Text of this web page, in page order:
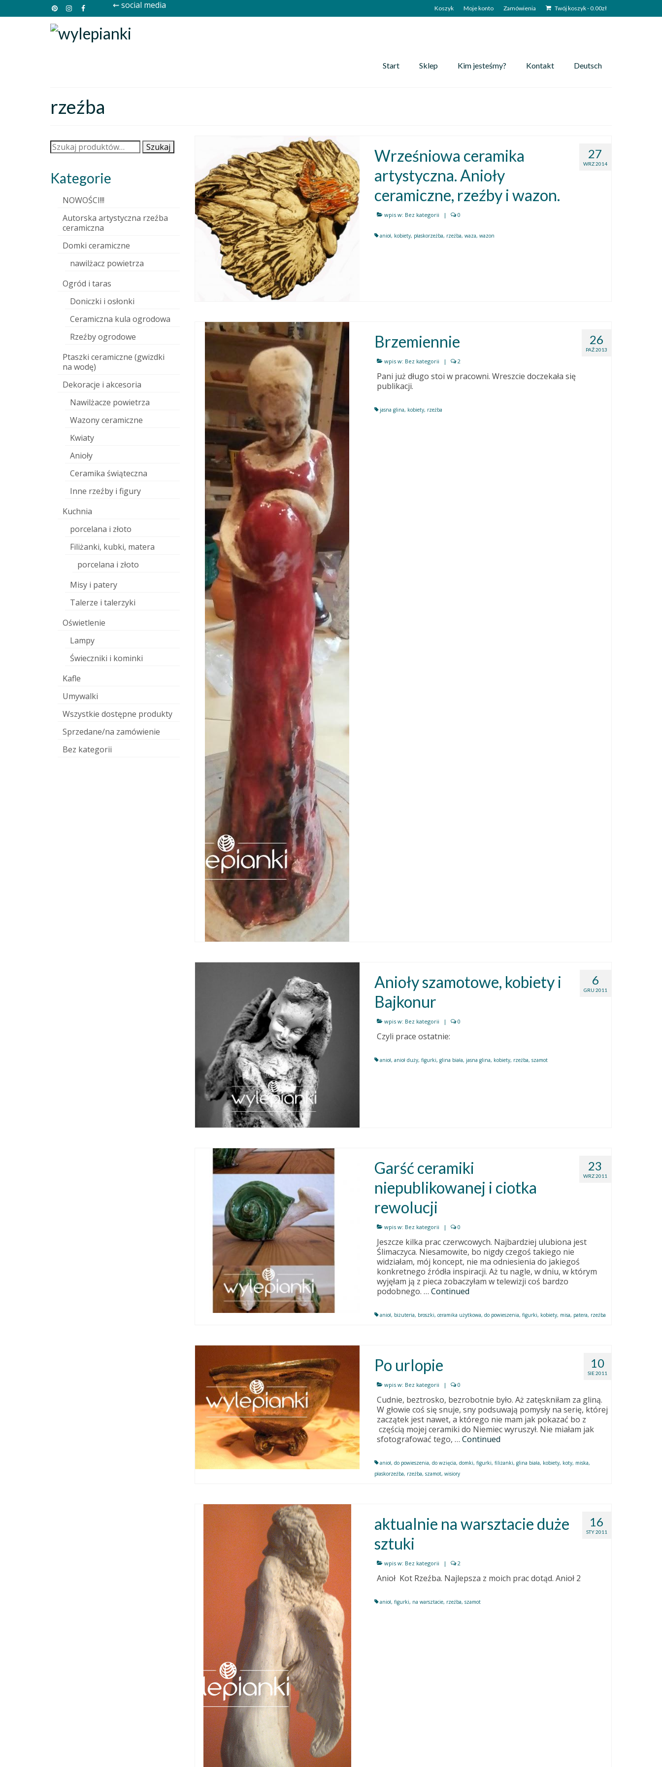
Koszyk Moje konto Zamówienia Twój koszyk-0.00zł
⇜ social media
Start Sklep Kim jesteśmy? Kontakt Deutsch
rzeźba
27
WRZ 2014
Wrześniowa ceramika
artystyczna. Anioły
ceramiczne, rzeźby i wazon.
wpis w: Bez kategorii | 0
anioł, kobiety, płaskorzeźba, rzeźba,waza,wazon
26
PAŹ 2013
Brzemiennie
wpis w: Bez kategorii | 2
Pani już długo stoi w pracowni. Wreszcie doczekała się
publikacji.
jasna glina, kobiety, rzeźba
6
GRU 2011
Anioły szamotowe, kobiety i
Bajkonur
wpis w: Bez kategorii | 0
Czyli prace ostatnie:
anioł,anioł duży,figurki,glina biała, jasna glina, kobiety, rzeźba,szamot
23
WRZ 2011
Garść ceramiki
niepublikowanej i ciotka
rewolucji
wpis w: Bez kategorii | 0
Jeszcze kilka prac czerwcowych. Najbardziej ulubiona jest
Ślimaczyca. Niesamowite, bo nigdy czegoś takiego nie
widziałam, mój koncept, nie ma odniesienia do jakiegoś
konkretnego źródła inspiracji. Aż tu nagle, w dniu, w którym
wyjęłam ją z pieca zobaczyłam w telewizji coś bardzo
podobnego. …Continued
anioł, biżuteria, broszki,ceramika użytkowa,do powieszenia,figurki, kobiety, misa, patera, rzeźba
10
SIE 2011
Po urlopie
wpis w: Bez kategorii | 0
Cudnie, beztrosko, bezrobotnie było. Aż zatęskniłam za gliną.
W głowie coś się snuje, sny podsuwają pomysły na serię, której
zaczątek jest nawet, a którego nie mam jak pokazać bo z
częścią mojej ceramiki do Niemiec wyruszył. Nie miałam jak
sfotografować tego, …Continued
anioł,do powieszenia,do wzięcia,domki,figurki,filiżanki,glina biała, kobiety, koty, miska,
płaskorzeźba, rzeźba,szamot,wisiory
16
STY 2011
aktualnie na warsztacie duże
sztuki
wpis w: Bez kategorii | 2
Anioł Kot Rzeźba. Najlepsza z moich prac dotąd. Anioł 2
anioł,figurki, na warsztacie, rzeźba,szamot
Szukaj: Szukaj
Kategorie
NOWOŚCI!!!
Autorska artystyczna rzeźba
ceramiczna
Domki ceramiczne
nawilżacz powietrza
Ogród i taras
Doniczki i osłonki
Ceramiczna kula ogrodowa
Rzeźby ogrodowe
Ptaszki ceramiczne (gwizdki
na wodę)
Dekoracje i akcesoria
Nawilżacze powietrza
Wazony ceramiczne
Kwiaty
Anioły
Ceramika świąteczna
Inne rzeźby i figury
Kuchnia
porcelana i złoto
Filiżanki, kubki, matera
porcelana i złoto
Misy i patery
Talerze i talerzyki
Oświetlenie
Lampy
Świeczniki i kominki
Kafle
Umywalki
Wszystkie dostępne produkty
Sprzedane/na zamówienie
Bez kategorii